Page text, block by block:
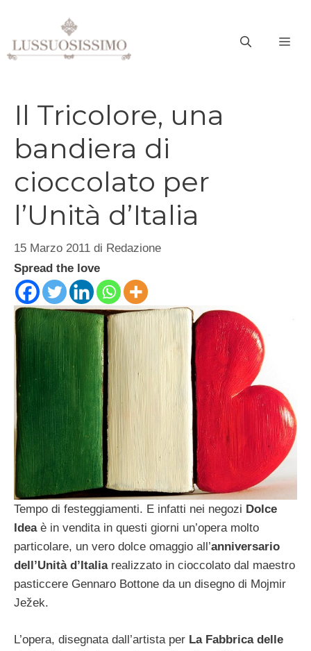
contenuto
Il Tricolore, una
bandiera di
cioccolato per
l’Unità d’Italia
15 Marzo 2011 di Redazione
Spread the love
Tempo di festeggiamenti. E infatti nei negozi Dolce
Ideaè in vendita in questi giorni un’opera molto
particolare, un vero dolce omaggio all’anniversario
dell’Unità d’Italiarealizzato in cioccolato dal maestro
pasticcere Gennaro Bottone da un disegno di Mojmir
Ježek.
L’opera, disegnata dall’artista per La Fabbrica delle